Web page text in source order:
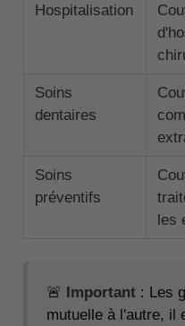
Hospitalisation
Soins
dentaires
Soins
préventifs
les
🚨 Important : Les
mutuelle à l'autre, il